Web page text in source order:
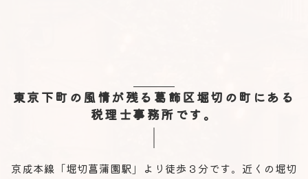
東京下町の風情が残る葛飾区堀切の町にある
税理士事務所です。
京成本線「堀切菖蒲園駅」より徒歩３分です。近くの堀切